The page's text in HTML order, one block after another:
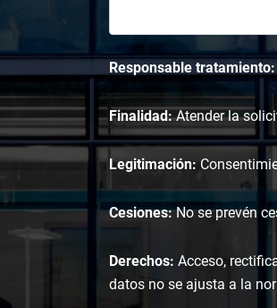
Responsable
Finalidad:Atender la
Legitimación:
Cesiones:No se prevén
Derechos: Acceso,
datos no se ajusta a la